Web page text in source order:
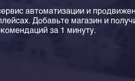
автоматизации и
Добавьте магазин и
за 1 минуту.